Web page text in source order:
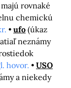
rovnaké
chemickú
ufo (úkaz
neznámy
hovor.
USO
a niekedy